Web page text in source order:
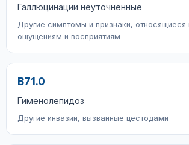
Галлюцинации неуточненные
Другие симптомы и признаки,
ощущениям и восприятиям
B71.0
Гименолепидоз
Другие инвазии, вызванные цестодами